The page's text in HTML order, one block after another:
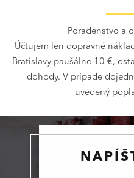
Poradenstvo a
Účtujem len dopravné
Bratislavy paušálne 10 €,
dohody. V prípade
uvedený